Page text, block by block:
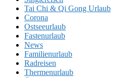
Tai Chi & Qi Gong Urlaub
Corona
Ostseeurlaub
Fastenurlaub
News
Familienurlaub
Radreisen
Thermenurlaub